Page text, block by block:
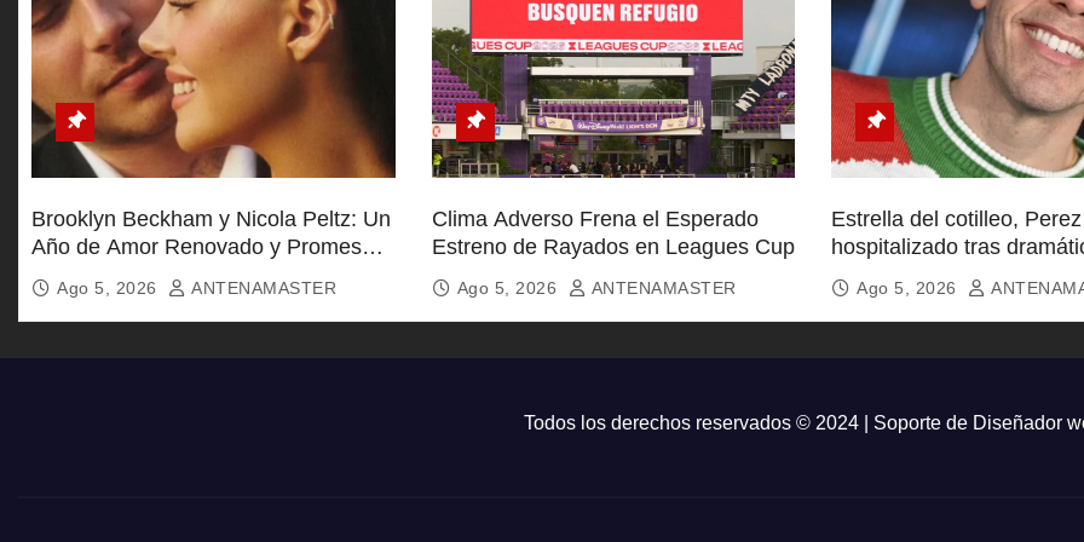
Brooklyn Beckham y Nicola Peltz: Un
Año de Amor Renovado y Promesas
Eternas
Ago 5, 2026 ANTENAMASTER
Clima Adverso Frena el Esperado
Estreno de Rayados en Leagues Cup
Ago 5, 2026 ANTENAMASTER
Estrella del cotilleo,
hospitalizado tras
TikTok
Ago 5, 2026
Todos los derechos reservados © 2024 | Soporte de Diseñador